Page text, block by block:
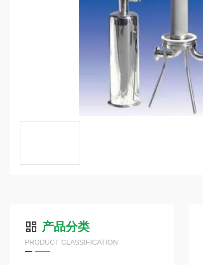
产品分类
PRODUCT CLASSIFICATION